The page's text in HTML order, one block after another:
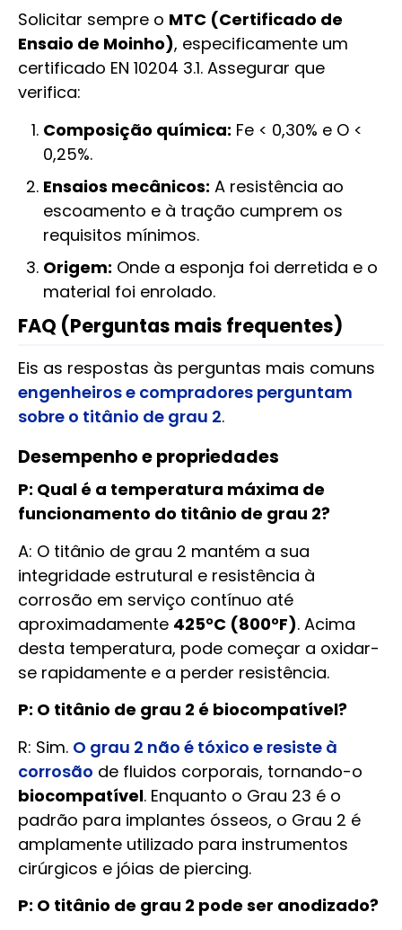
Solicitar sempre o MTC (Certificado de
Ensaio de Moinho), especificamente um
certificado EN 10204 3.1. Assegurar que
verifica:
Composição química: Fe < 0,30% e O <
0,25%.
Ensaios mecânicos: A resistência ao
escoamento e à tração cumprem os
requisitos mínimos.
Origem: Onde a esponja foi derretida e o
material foi enrolado.
FAQ (Perguntas mais frequentes)
Eis as respostas às perguntas mais comuns
engenheiros e compradores perguntam
sobre o titânio de grau 2.
Desempenho e propriedades
P: Qual é a temperatura máxima de
funcionamento do titânio de grau 2?
A: O titânio de grau 2 mantém a sua
integridade estrutural e resistência à
corrosão em serviço contínuo até
aproximadamente 425°C (800°F). Acima
desta temperatura, pode começar a oxidar-
se rapidamente e a perder resistência.
P: O titânio de grau 2 é biocompatível?
R: Sim. O grau 2 não é tóxico e resiste à
corrosão de fluidos corporais, tornando-o
biocompatível. Enquanto o Grau 23 é o
padrão para implantes ósseos, o Grau 2 é
amplamente utilizado para instrumentos
cirúrgicos e jóias de piercing.
P: O titânio de grau 2 pode ser anodizado?